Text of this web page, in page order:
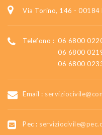
Via Torino, 146 - 00184
Telefono : 06 6800
06 6800
06 6800
Email :
Pec :